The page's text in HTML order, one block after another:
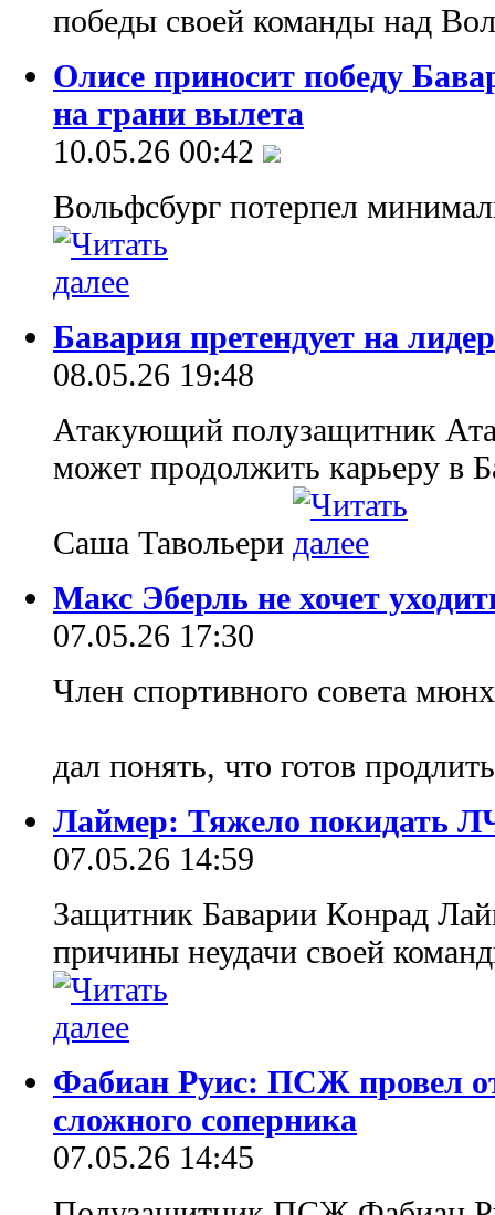
победы своей команды над
Олисе приносит победу
на грани вылета
10.05.26 00:42
Вольфсбург потерпел
Бавария претендует на
08.05.26 19:48
Атакующий полузащитник
может продолжить карьеру в
Саша Тавольери
Макс Эберль не хочет
07.05.26 17:30
Член спортивного совета
дал понять, что готов
Лаймер: Тяжело покидать
07.05.26 14:59
Защитник Баварии Конрад
причины неудачи своей
Фабиан Руис: ПСЖ провел
сложного соперника
07.05.26 14:45